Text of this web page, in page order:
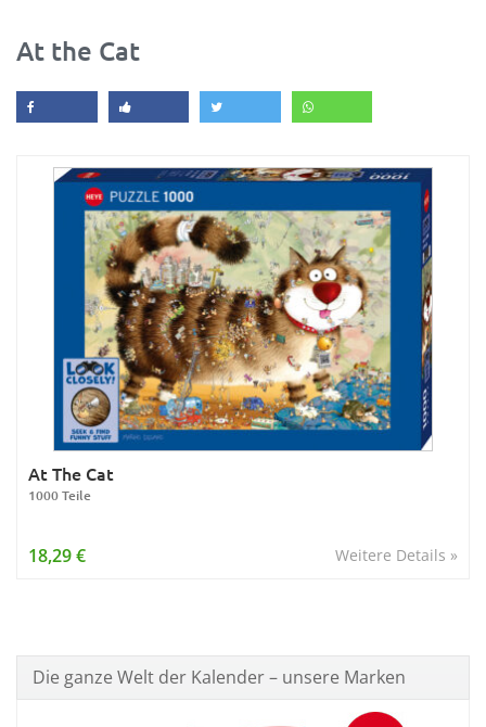
At the Cat
At The Cat
1000 Teile
Weitere Details »
18,29 €
Die ganze Welt der Kalender – unsere Marken